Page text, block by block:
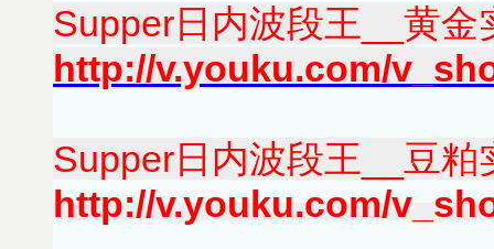
Supper日内波段王__黄
http://v.youku.com/
Supper日内波段王__豆
http://v.youku.com/